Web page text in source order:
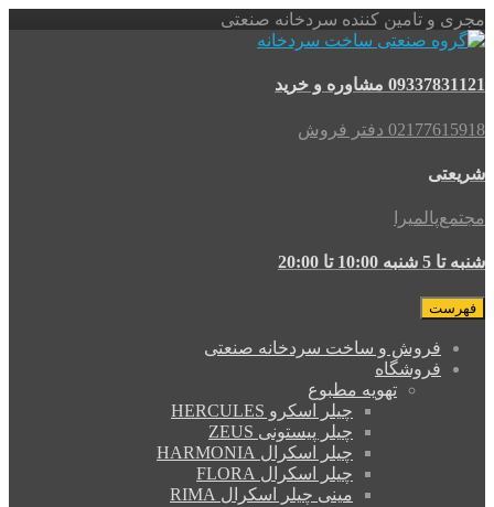
کننده سردخانه صنعتی
و خرید
فروش
و ساخت سردخانه صنعتی
تهویه مطبوع
چیلر اسکرو HERCULES
چیلر پیستونی ZEUS
چیلر اسکرال HARMONIA
چیلر اسکرال FLORA
مینی چیلر اسکرال RIMA